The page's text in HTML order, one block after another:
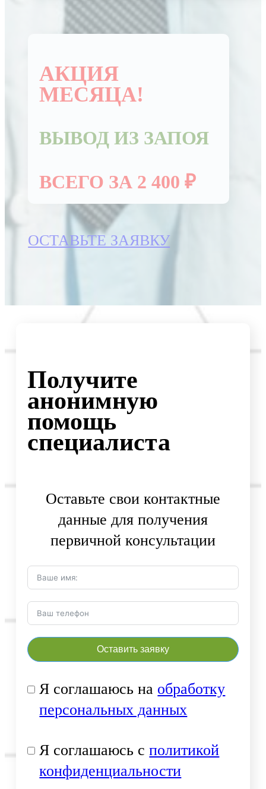
АКЦИЯ
МЕСЯЦА!
ВЫВОД ИЗ ЗАПОЯ
ВСЕГО ЗА 2 400 ₽
ОСТАВЬТЕ ЗАЯВКУ
Получите
анонимную
помощь
специалиста
Оставьте свои контактные
данные для получения
первичной консультации
Оставить заявку
Я соглашаюсь на обработку
персональных данных
Я соглашаюсь сполитикой
конфиденциальности